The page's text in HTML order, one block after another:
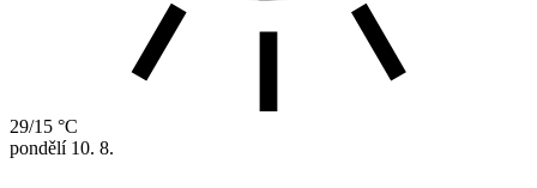
29/15 °C
pondělí 10. 8.